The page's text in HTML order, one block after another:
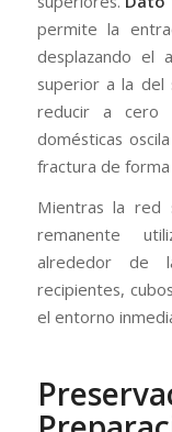
permite la
desplazando el
superior a la del
reducir a cero
domésticas
fractura de
Mientras la red
remanente
alrededor de
recipientes,
el entorno